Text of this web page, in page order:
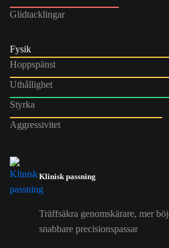
Glidtacklingar
Fysik
Hoppspänst
Uthållighet
Styrka
Aggressivitet
Klinisk passning
Träffsäkra genomskärare, mer
snabbare precisionspassar